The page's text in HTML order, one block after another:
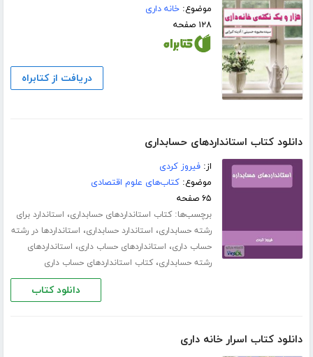
موضوع:خانه داری
۱۲۸ صفحه
دریافت از کتابراه
دانلود کتاب استانداردهای حسابداری
از:فیروز کردی
موضوع:کتاب‌های علوم اقتصادی
۶۵ صفحه
برچسب‌ها:کتاب استانداردهای حسابداری، استاندارد برای
رشته حسابداری، استاندارد حسابداری، استانداردها در رشته
حساب داری، استانداردهای حساب داری، استانداردهای
رشته حسابداری،کتاب استانداردهای حساب داری
دانلود کتاب
دانلود کتاب اسرار خانه داری